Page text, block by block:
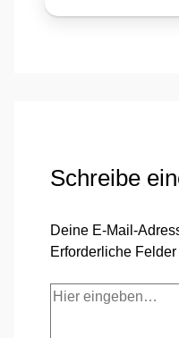
Schreibe
Deine E-Mail-
Erforderliche
Hier